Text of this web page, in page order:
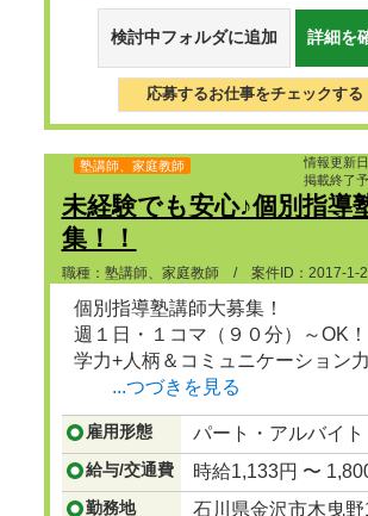
検討中フォルダに追加 詳細を
応募するお仕事をチェックする
情報更新
掲載終了
塾講師、家庭教師
未経験でも安心♪個別指導
集！！
職種：塾講師、家庭教師 / 案件ID：2017-1-2
個別指導塾講師大募集！
週１日・１コマ（９０分）～OK！
学力+人柄＆コミュニケーション力
...つづきを見る
雇用形態 パート・アルバイト
給与/交通費 時給1,133円 〜
勤務地 石川県金沢市木曳